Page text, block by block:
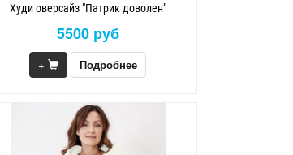
Худи оверсайз "Патрик доволен"
5500 руб
+ Подробнее